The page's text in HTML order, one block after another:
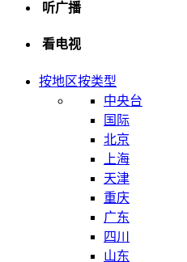
听广播
看电视
按地区按类型
中央台
国际
北京
上海
天津
重庆
广东
四川
山东